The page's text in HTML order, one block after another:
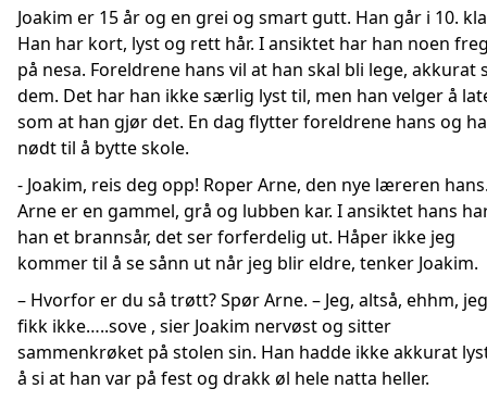
Joakim er 15 år og en grei og smart gutt. Han går i 10.
Han har kort, lyst og rett hår. I ansiktet har han noen
på nesa. Foreldrene hans vil at han skal bli lege, akkurat
dem. Det har han ikke særlig lyst til, men han velger å
som at han gjør det. En dag flytter foreldrene hans og
nødt til å bytte skole.
- Joakim, reis deg opp! Roper Arne, den nye læreren
Arne er en gammel, grå og lubben kar. I ansiktet hans
han et brannsår, det ser forferdelig ut. Håper ikke jeg
kommer til å se sånn ut når jeg blir eldre, tenker Joakim.
– Hvorfor er du så trøtt? Spør Arne. – Jeg, altså, ehhm, jeg
fikk ikke…..sove , sier Joakim nervøst og sitter
sammenkrøket på stolen sin. Han hadde ikke akkurat
å si at han var på fest og drakk øl hele natta heller.